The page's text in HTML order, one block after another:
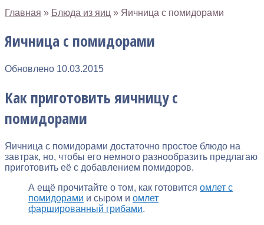
Главная » Блюда из яиц » Яичница с помидорами
Яичница с помидорами
Обновлено 10.03.2015
Как приготовить яичницу с
помидорами
Яичница с помидорами достаточно простое блюдо на
завтрак, но, чтобы его немного разнообразить предлагаю
приготовить её с добавлением помидоров.
А ещё прочитайте о том, как готовится омлет с
помидорами и сыром и омлет
фаршированный грибами.